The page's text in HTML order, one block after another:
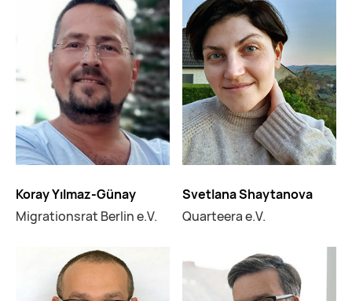
Koray Yılmaz-Günay
Migrationsrat Berlin e.V.
Svеtlana Shaytanova
Quarteera e.V.